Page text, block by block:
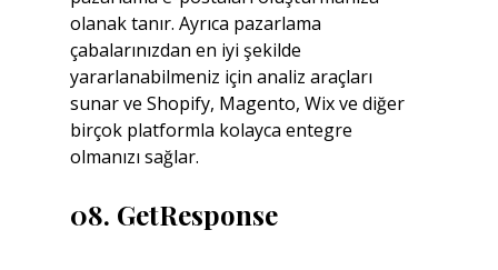
olanak tanır. Ayrıca pazarlama
çabalarınızdan en iyi şekilde
yararlanabilmeniz için analiz araçları
sunar ve Shopify, Magento, Wix ve diğer
birçok platformla kolayca entegre
olmanızı sağlar.
08. GetResponse